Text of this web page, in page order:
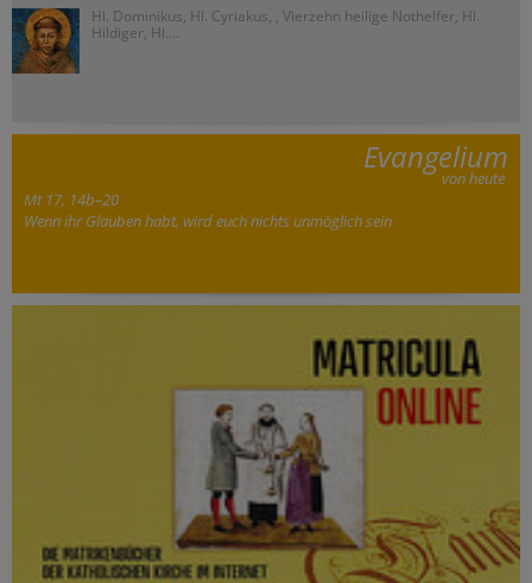
Hl. Dominikus, Hl. Cyriakus, , Vierzehn heilige Nothelfer, Hl.
Hildiger, Hl....
Evangelium
von heute
Mt 17, 14b–20
Wenn ihr Glauben habt, wird euch nichts unmöglich sein